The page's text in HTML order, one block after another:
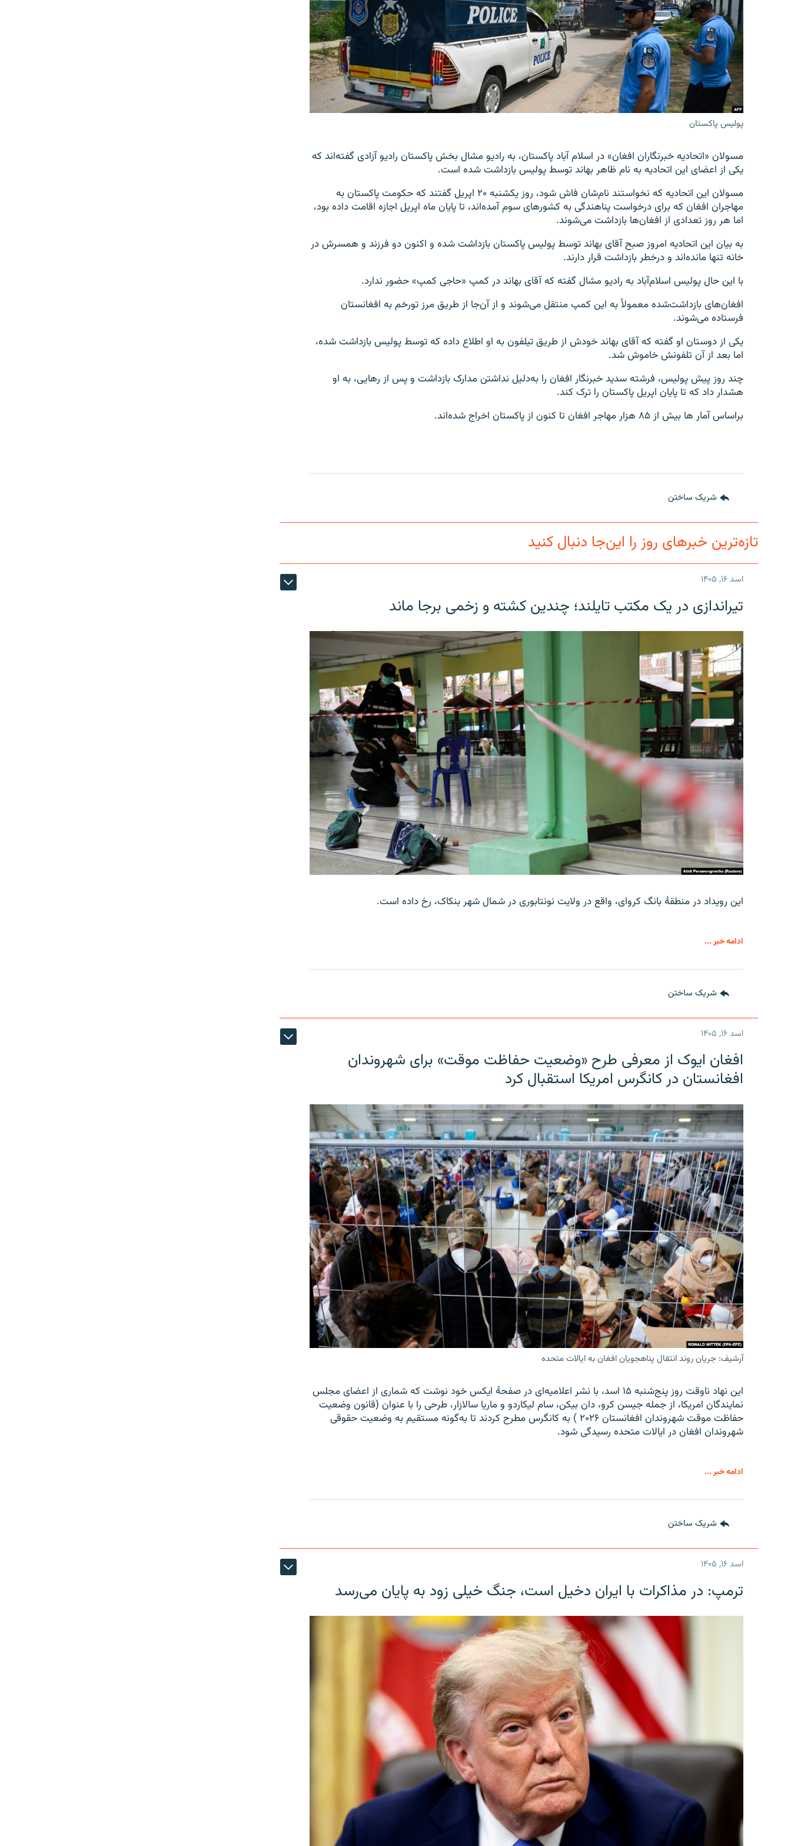
پولیس پاکستان
مسولان «اتحادیه خبرنگاران افغان» در اسلام آباد پاکستان، به رادیو مشال بخش پاکستان رادیو آزادی گفته‌اند که
یکی از اعضای این اتحادیه به نام ظاهر بهاند توسط پولیس بازداشت شده است.
مسولان این اتحادیه که نخواستند نام‌شان فاش شود، روز یکشنبه ۲۰ اپریل گفتند که حکومت پاکستان به
مهاجران افغان که برای درخواست پناهندگی به کشورهای سوم آمده‌اند، تا پایان ماه اپریل اجازه اقامت داده بود،
اما هر روز تعدادی از افغان‌ها بازداشت می‌شوند.
به بیان این اتحادیه امروز صبح آقای بهاند توسط پولیس پاکستان بازداشت شده و اکنون دو فرزند و همسرش در
خانه تنها مانده‌اند و درخطر بازداشت قرار دارند.
با این حال پولیس اسلام‌آباد به رادیو مشال گفته که آقای بهاند در کمپ «حاجی کمپ» حضور ندارد.
افغان‌های بازداشت‌شده معمولاً به این کمپ منتقل می‌شوند و از آن‌جا از طریق مرز تورخم به افغانستان
فرستاده می‌شوند.
یکی از دوستان او گفته که آقای بهاند خودش از طریق تیلفون به او اطلاع داده که توسط پولیس بازداشت شده،
اما بعد از آن تلفونش خاموش شد.
چند روز پیش پولیس، فرشته سدید خبرنگار افغان را به‌دلیل نداشتن مدارک بازداشت و پس از رهایی، به او
هشدار داد که تا پایان اپریل پاکستان را ترک کند.
براساس آمار ها بیش از ۸۵ هزار مهاجر افغان تا کنون از پاکستان اخراج شده‌اند.
شریک ساختن
تازه‌ترین خبرهای روز را این‌جا دنبال کنید
اسد ۱۶, ۱۴۰۵
تیراندازی در یک مکتب تایلند؛ چندین کشته و زخمی برجا ماند
این رویداد در منطقۀ بانگ کروای، واقع در ولایت نونتابوری در شمال شهر بنکاک، رخ داده است.
ادامه خبر ...
شریک ساختن
اسد ۱۶, ۱۴۰۵
افغان ایوک از معرفی طرح «وضعیت حفاظت موقت» برای شهروندان
افغانستان در کانگرس امریکا استقبال کرد
آرشیف: جریان روند انتقال پناهجویان افغان به ایالات متحده
این نهاد ناوقت روز پنج‌شنبه ۱۵ اسد، با نشر اعلامیه‌ای در صفحۀ ایکس خود نوشت که شماری از اعضای مجلس
نمایندگان امریکا، از جمله جیسن کرو، دان بیکن، سام لیکاردو و ماریا سالازار، طرحی را با عنوان (قانون وضعیت
حفاظت موقت شهروندان افغانستان ۲۰۲۶ ) به کانگرس مطرح کردند تا به‌گونه مستقیم به وضعیت حقوقی
شهروندان افغان در ایالات متحده رسیدگی شود.
ادامه خبر ...
شریک ساختن
اسد ۱۶, ۱۴۰۵
ترمپ: در مذاکرات با ایران دخیل است، جنگ خیلی زود به پایان می‌رسد